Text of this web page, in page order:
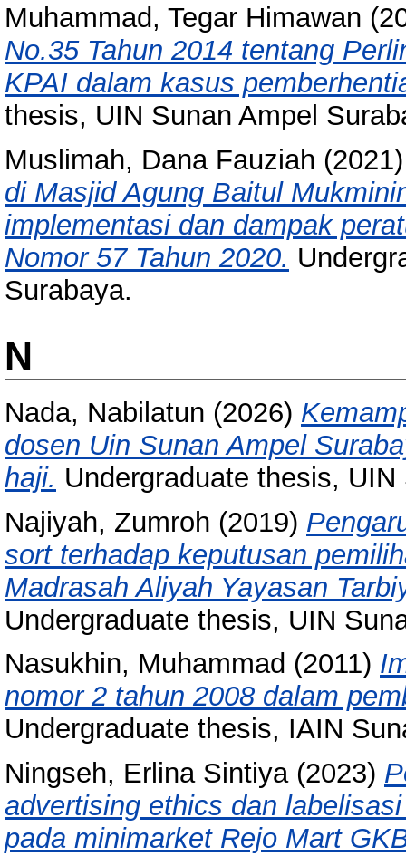
Muhammad, Tegar Himawan
No.35 Tahun 2014 tentang
KPAI dalam kasus
thesis, UIN Sunan Ampel
Muslimah, Dana Fauziah
di Masjid Agung Baitul
implementasi dan dampak
Nomor 57 Tahun 2020.
Surabaya.
N
Nada, Nabilatun (2026)
dosen Uin Sunan Ampel
haji. Undergraduate thesis,
Najiyah, Zumroh (2019)
sort terhadap keputusan
Madrasah Aliyah Yayasan
Undergraduate thesis, UIN
Nasukhin, Muhammad (2011)
nomor 2 tahun 2008 dalam
Undergraduate thesis, IAIN
Ningseh, Erlina Sintiya(2023)
advertising ethics dan
pada minimarket Rejo Mart